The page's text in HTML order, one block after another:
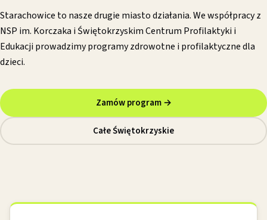
Starachowice to nasze drugie miasto działania. We współpracy z
NSP im. Korczaka i Świętokrzyskim Centrum Profilaktyki i
Edukacji prowadzimy programy zdrowotne i profilaktyczne dla
dzieci.
Zamów program →
Całe Świętokrzyskie